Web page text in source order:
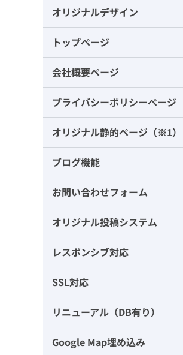
オリジナルデザイン
トップページ
会社概要ページ
プライバシーポリシーページ
オリジナル静的ページ（※1）
ブログ機能
お問い合わせフォーム
オリジナル投稿システム
レスポンシブ対応
SSL対応
リニューアル（DB有り）
Google Map埋め込み